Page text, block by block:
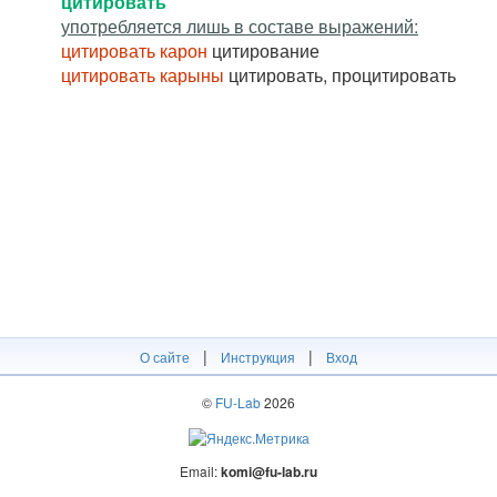
употребляется лишь в составе выражений:
цитировать карон цитирование
цитировать карыны цитировать, процитировать
О сайте | Инструкция | Вход
© FU-Lab2026
Email:komi@fu-lab.ru